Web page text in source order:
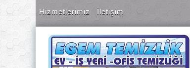
Hizmetlerimiz İletişim